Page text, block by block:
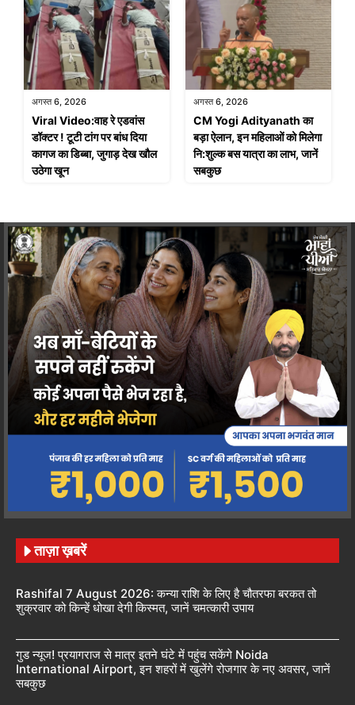
अगस्त 6, 2026
Viral Video:वाह रे एडवांस
डॉक्टर ! टूटी टांग पर बांध दिया
कागज का डिब्बा, जुगाड़ देख खौल
उठेगा खून
अगस्त 6, 2026
CM Yogi Adityanath का
बड़ा ऐलान, इन महिलाओं को मिलेगा
नि:शुल्क बस यात्रा का लाभ, जानें
सबकुछ
ताज़ा ख़बरें
Rashifal 7 August 2026: कन्या राशि के लिए है चौतरफा बरकत तो
शुक्रवार को किन्हें धोखा देगी किस्मत, जानें चमत्कारी उपाय
गुड न्यूज! प्रयागराज से मात्र इतने घंटे में पहुंच सकेंगे Noida
International Airport, इन शहरों में खुलेंगे रोजगार के नए अवसर, जानें
सबकुछ